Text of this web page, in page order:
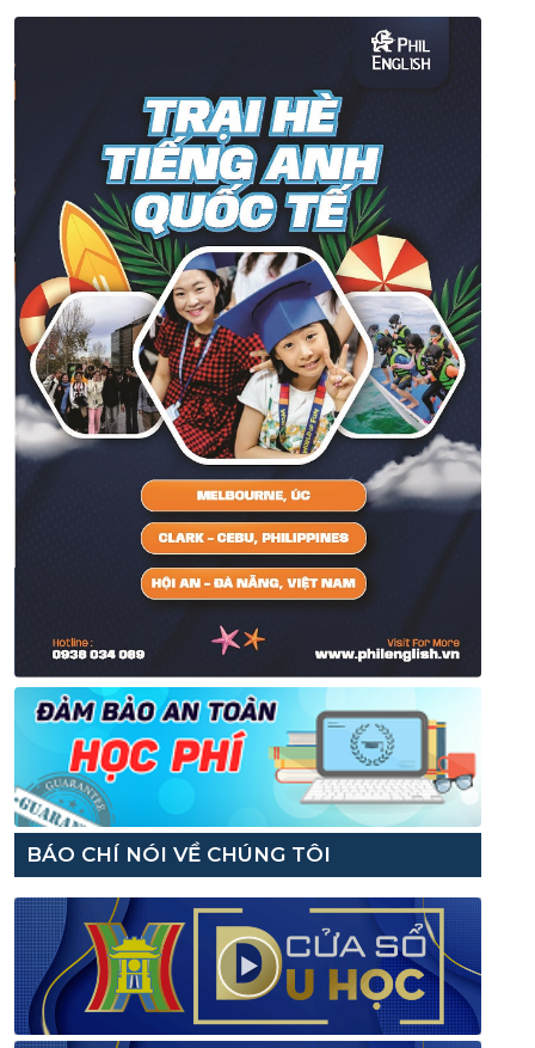
BÁO CHÍ NÓI VỀ CHÚNG TÔI